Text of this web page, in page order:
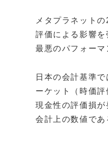
メタプラネット
評価による影響
最悪のパフォー
日本の会計基準
ーケット（時価
現金性の評価損
会計上の数値であ